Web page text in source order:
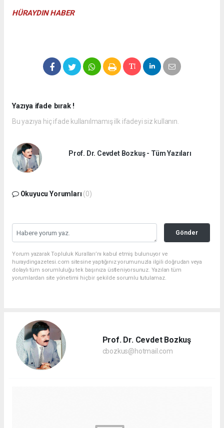
HÜRAYDIN HABER
Yazıya ifade bırak !
Bu yazıya hiç ifade kullanılmamış ilk ifadeyi siz kullanın.
Prof. Dr. Cevdet Bozkuş - Tüm Yazıları
Okuyucu Yorumları (0)
Gönder
Yorum yazarak Topluluk Kuralları’nı kabul etmiş bulunuyor ve
huraydingazetesi.com sitesine yaptığınız yorumunuzla ilgili doğrudan veya
dolaylı tüm sorumluluğu tek başınıza üstleniyorsunuz. Yazılan tüm
yorumlardan site yönetimi hiçbir şekilde sorumlu tutulamaz.
Prof. Dr. Cevdet Bozkuş
cbozkus@hotmail.com